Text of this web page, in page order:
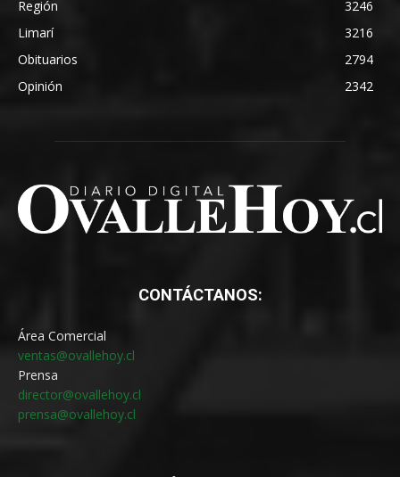
Región
3246
Limarí
3216
Obituarios
2794
Opinión
2342
CONTÁCTANOS:
Área Comercial
ventas@ovallehoy.cl
Prensa
director@ovallehoy.cl
prensa@ovallehoy.cl